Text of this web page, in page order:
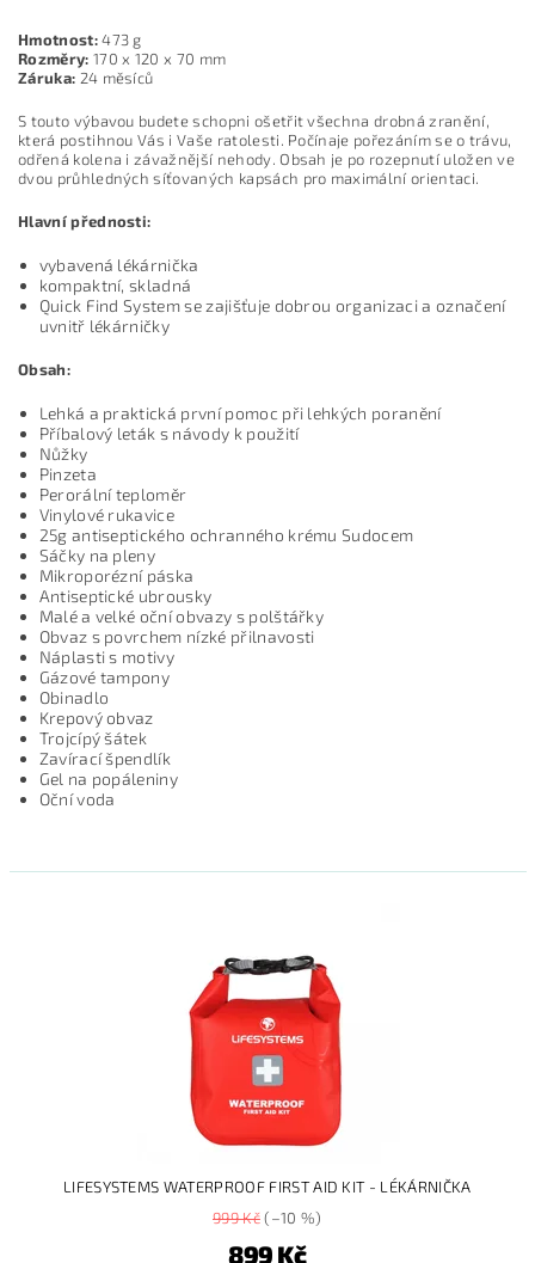
Hmotnost:473 g
Rozměry: 170 x 120 x 70 mm
Záruka: 24 měsíců
S touto výbavou budete schopni ošetřit všechna drobná zranění,
která postihnou Vás i Vaše ratolesti. Počínaje pořezáním se o trávu,
odřená kolena i závažnější nehody. Obsah je po rozepnutí uložen ve
dvou průhledných síťovaných kapsách pro maximální orientaci.
Hlavní přednosti:
vybavená lékárnička
kompaktní, skladná
Quick Find System se zajišťuje dobrou organizaci a označení
uvnitř lékárničky
Obsah:
Lehká a praktická první pomoc při lehkých poranění
Příbalový leták s návody k použití
Nůžky
Pinzeta
Perorální teploměr
Vinylové rukavice
25g antiseptického ochranného krému Sudocem
Sáčky na pleny
Mikroporézní páska
Antiseptické ubrousky
Malé a velké oční obvazy s polštářky
Obvaz s povrchem nízké přilnavosti
Náplasti s motivy
Gázové tampony
Obinadlo
Krepový obvaz
Trojcípý šátek
Zavírací špendlík
Gel na popáleniny
Oční voda
LIFESYSTEMS WATERPROOF FIRST AID KIT - LÉKÁRNIČKA
999 Kč(–10 %)
899 Kč